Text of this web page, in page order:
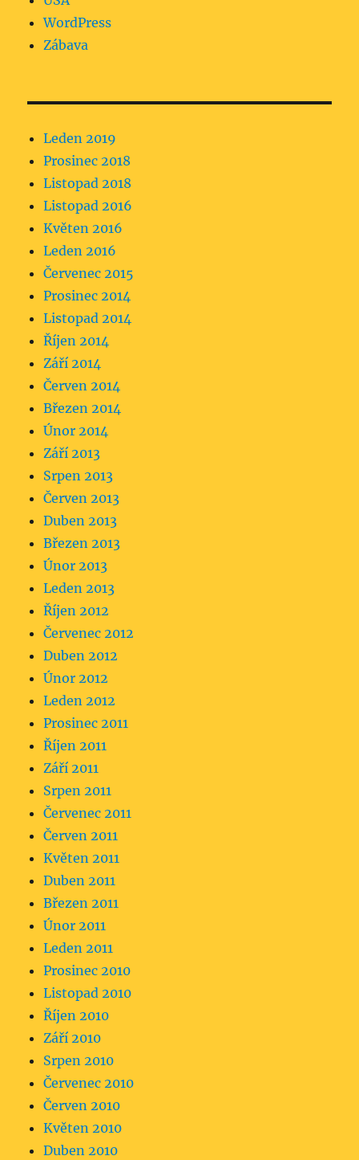
WordPress
Zábava
Leden 2019
Prosinec 2018
Listopad 2018
Listopad 2016
Květen 2016
Leden 2016
Červenec 2015
Prosinec 2014
Listopad 2014
Říjen 2014
Září 2014
Červen 2014
Březen 2014
Únor 2014
Září 2013
Srpen 2013
Červen 2013
Duben 2013
Březen 2013
Únor 2013
Leden 2013
Říjen 2012
Červenec 2012
Duben 2012
Únor 2012
Leden 2012
Prosinec 2011
Říjen 2011
Září 2011
Srpen 2011
Červenec 2011
Červen 2011
Květen 2011
Duben 2011
Březen 2011
Únor 2011
Leden 2011
Prosinec 2010
Listopad 2010
Říjen 2010
Září 2010
Srpen 2010
Červenec 2010
Červen 2010
Květen 2010
Duben 2010